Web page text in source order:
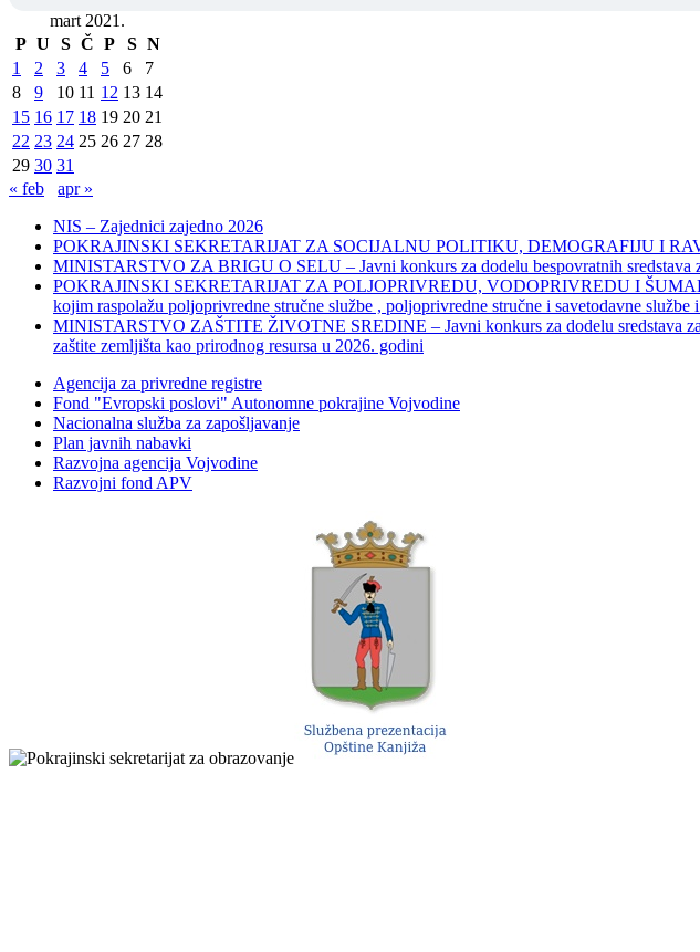
mart 2021.
P U S Č P S N
1
2 3 4 5 6
7
8
9 10 11 12 13 14
15 16 17 18 19 20 21
22 23 24 25 26 27 28
29 30 31
« feb
apr »
NIS – Zajednici zajedno 2026
POKRAJINSKI SEKRETARIJAT ZA SOCIJALNU POLITIKU, DEMOGRAFIJU I
MINISTARSTVO ZA BRIGU O SELU – Javni konkurs za dodelu bespovratnih sredstava
POKRAJINSKI SEKRETARIJAT ZA POLJOPRIVREDU, VODOPRIVREDU I
kojim raspolažu poljoprivredne stručne službe , poljoprivredne stručne i savetodavne službe
MINISTARSTVO ZAŠTITE ŽIVOTNE SREDINE – Javni konkurs za dodelu sredstava
zaštite zemljišta kao prirodnog resursa u 2026. godini
Agencija za privredne registre
Fond "Evropski poslovi" Autonomne pokrajine Vojvodine
Nacionalna služba za zapošljavanje
Plan javnih nabavki
Razvojna agencija Vojvodine
Razvojni fond APV